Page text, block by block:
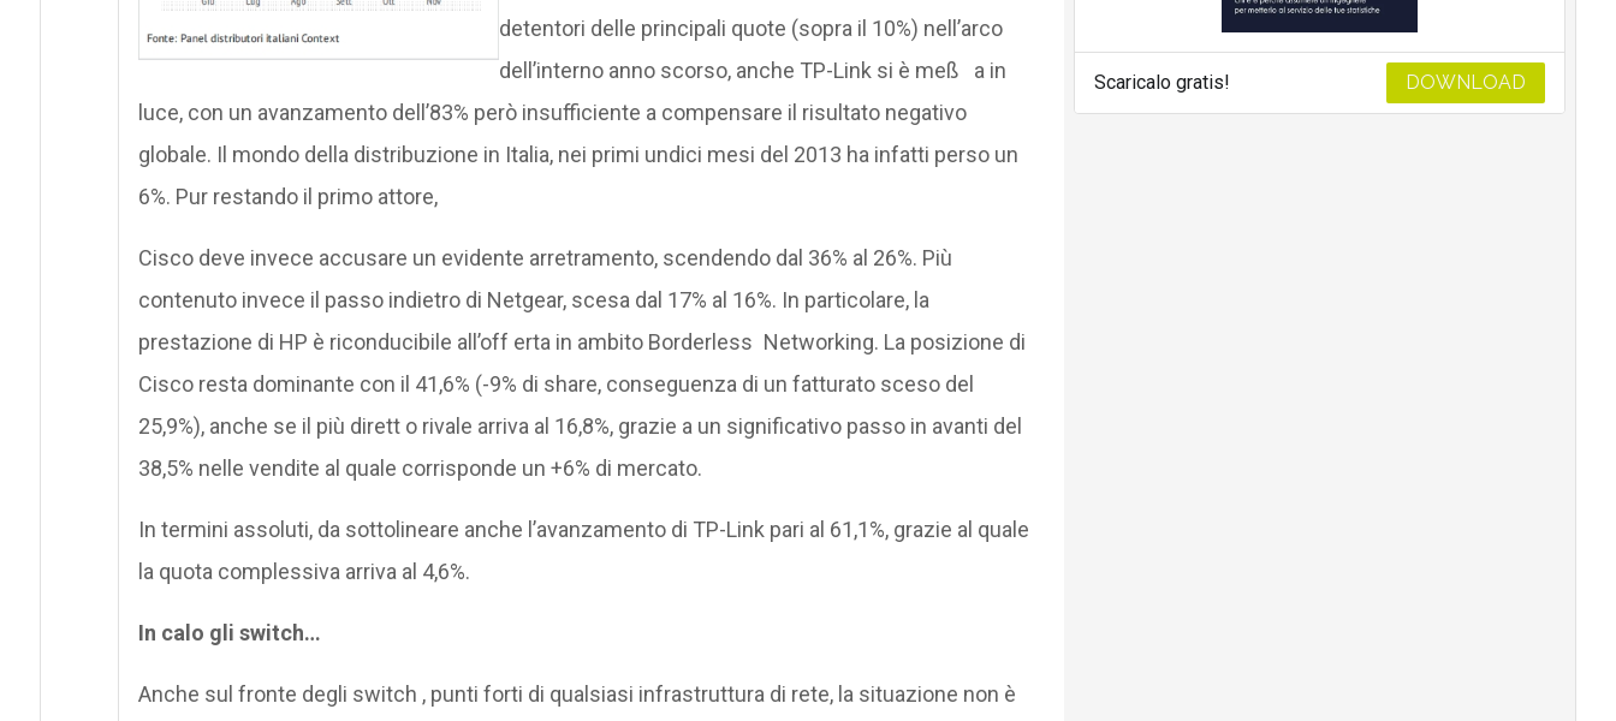
detentori delle principali quote (sopra il 10%) nell’arco
dell’interno anno scorso, anche TP-Link si è meß a in
luce, con un avanzamento dell’83% però insufficiente a compensare il risultato negativo
globale. Il mondo della distribuzione in Italia, nei primi undici mesi del 2013 ha infatti perso un
6%. Pur restando il primo attore,
Cisco deve invece accusare un evidente arretramento, scendendo dal 36% al 26%. Più
contenuto invece il passo indietro di Netgear, scesa dal 17% al 16%. In particolare, la
prestazione di HP è riconducibile all’off erta in ambito Borderless Networking. La posizione di
Cisco resta dominante con il 41,6% (-9% di share, conseguenza di un fatturato sceso del
25,9%), anche se il più dirett o rivale arriva al 16,8%, grazie a un significativo passo in avanti del
38,5% nelle vendite al quale corrisponde un +6% di mercato.
In termini assoluti, da sottolineare anche l’avanzamento di TP-Link pari al 61,1%, grazie al quale
la quota complessiva arriva al 4,6%.
In calo gli switch…
Anche sul fronte degli switch , punti forti di qualsiasi infrastruttura di rete, la situazione non è
Scaricalo gratis! DOWNLOAD